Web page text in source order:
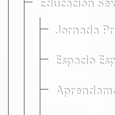
Educación
Jornada
Espacio